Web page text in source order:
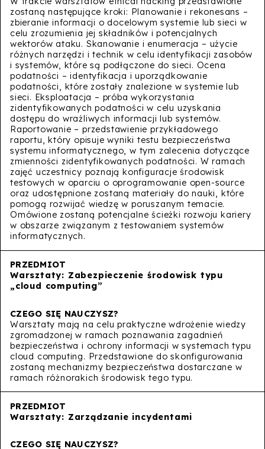
zostaną następujące kroki: Planowanie i rekonesans –
zbieranie informacji o docelowym systemie lub sieci w
celu zrozumienia jej składników i potencjalnych
wektorów ataku. Skanowanie i enumeracja – użycie
różnych narzędzi i technik w celu identyfikacji zasobów
i systemów, które są podłączone do sieci. Ocena
podatności – identyfikacja i uporządkowanie
podatności, które zostały znalezione w systemie lub
sieci. Eksploatacja – próba wykorzystania
zidentyfikowanych podatności w celu uzyskania
dostępu do wrażliwych informacji lub systemów.
Raportowanie – przedstawienie przykładowego
raportu, który opisuje wyniki testu bezpieczeństwa
systemu informatycznego, w tym zalecenia dotyczące
zmienności zidentyfikowanych podatności. W ramach
zajęć uczestnicy poznają konfiguracje środowisk
testowych w oparciu o oprogramowanie open-source
oraz udostępnione zostaną materiały do nauki, które
pomogą rozwijać wiedzę w poruszanym temacie.
Omówione zostaną potencjalne ścieżki rozwoju kariery
w obszarze związanym z testowaniem systemów
informatycznych.
Warsztaty: Zabezpieczenie środowisk typu
„cloud computing”
Warsztaty mają na celu praktyczne wdrożenie wiedzy
zgromadzonej w ramach poznawania zagadnień
bezpieczeństwa i ochrony informacji w systemach typu
cloud computing. Przedstawione do skonfigurowania
zostaną mechanizmy bezpieczeństwa dostarczane w
ramach różnorakich środowisk tego typu.
Warsztaty: Zarządzanie incydentami